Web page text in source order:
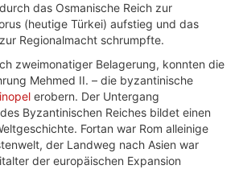
das Osmanische Reich zur
(heutige Türkei) aufstieg und das
Regionalmacht schrumpfte.
zweimonatiger Belagerung, konnten die
Mehmed II. – die byzantinische
erobern. Der Untergang
Byzantinischen Reiches bildet einen
Fortan war Rom alleinige
der Landweg nach Asien war
der europäischen Expansion